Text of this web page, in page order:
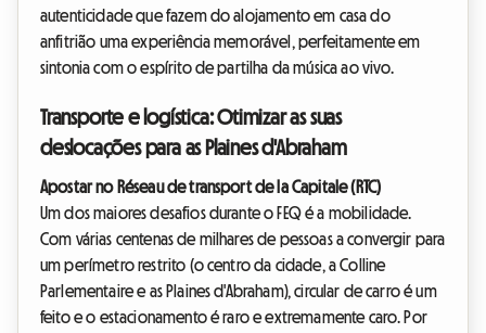
autenticidade que fazem do alojamento em casa do
anfitrião uma experiência memorável, perfeitamente em
sintonia com o espírito de partilha da música ao vivo.
Transporte e logística: Otimizar as suas
deslocações para as Plaines d'Abraham
Apostar no Réseau de transport de la Capitale (RTC)
Um dos maiores desafios durante o FEQ é a mobilidade.
Com várias centenas de milhares de pessoas a convergir para
um perímetro restrito (o centro da cidade, a Colline
Parlementaire e as Plaines d'Abraham), circular de carro é um
feito e o estacionamento é raro e extremamente caro. Por